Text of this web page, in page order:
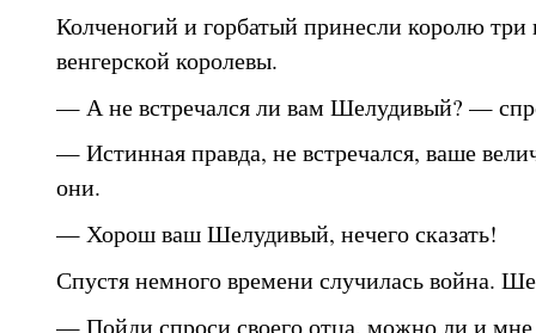
Колченогий и горбатый принесли королю
венгерской королевы.
— А не встречался ли вам Шелудивый? —
— Истинная правда, не встречался, ваше
они.
— Хорош ваш Шелудивый, нечего сказать!
Спустя немного времени случилась война.
— Пойди спроси своего отца, можно ли и мне